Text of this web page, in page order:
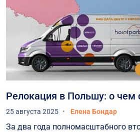
Релокация в Польшу: о чем
25 августа 2025 Елена Бондар
За два года полномасштабного